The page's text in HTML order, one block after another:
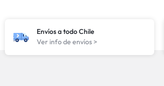
Envíos a todo Chile
Ver info de envíos >